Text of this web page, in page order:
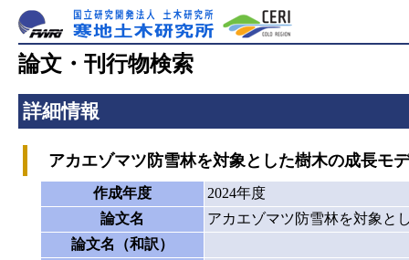
論文・刊行物検索
詳細情報
アカエゾマツ防雪林を対象とした樹木の成長モ
作成年度
2024年度
論文名
アカエゾマツ防雪林を対象と
論文名（和訳）